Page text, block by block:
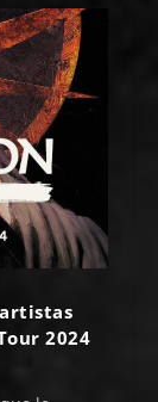
artistas
2024